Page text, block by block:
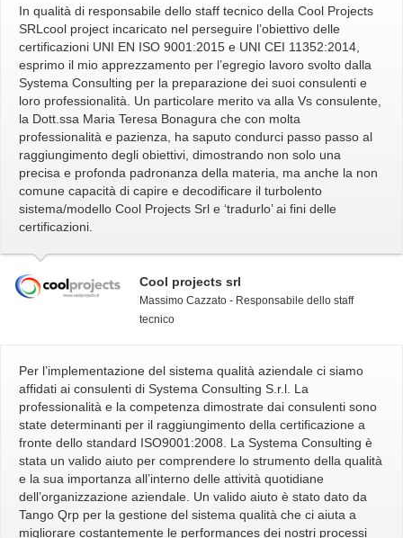
In qualità di responsabile dello staff tecnico della Cool Projects
SRLcool project incaricato nel perseguire l’obiettivo delle
certificazioni UNI EN ISO 9001:2015 e UNI CEI 11352:2014,
esprimo il mio apprezzamento per l’egregio lavoro svolto dalla
Systema Consulting per la preparazione dei suoi consulenti e
loro professionalità. Un particolare merito va alla Vs consulente,
la Dott.ssa Maria Teresa Bonagura che con molta
professionalità e pazienza, ha saputo condurci passo passo al
raggiungimento degli obiettivi, dimostrando non solo una
precisa e profonda padronanza della materia, ma anche la non
comune capacità di capire e decodificare il turbolento
sistema/modello Cool Projects Srl e ‘tradurlo’ ai fini delle
certificazioni.
Cool projects srl
Massimo Cazzato - Responsabile dello staff
tecnico
Per l’implementazione del sistema qualità aziendale ci siamo
affidati ai consulenti di Systema Consulting S.r.l. La
professionalità e la competenza dimostrate dai consulenti sono
state determinanti per il raggiungimento della certificazione a
fronte dello standard ISO9001:2008. La Systema Consulting è
stata un valido aiuto per comprendere lo strumento della qualità
e la sua importanza all’interno delle attività quotidiane
dell’organizzazione aziendale. Un valido aiuto è stato dato da
Tango Qrp per la gestione del sistema qualità che ci aiuta a
migliorare costantemente le performances dei nostri processi